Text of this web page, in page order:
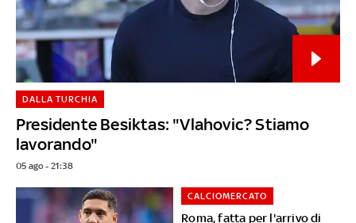
Presidente Besiktas: "Vlahovic? Stiamo
lavorando"
DALLA TURCHIA
05 ago - 21:38
Roma, fatta per l'arrivo di
CALCIOMERCATO